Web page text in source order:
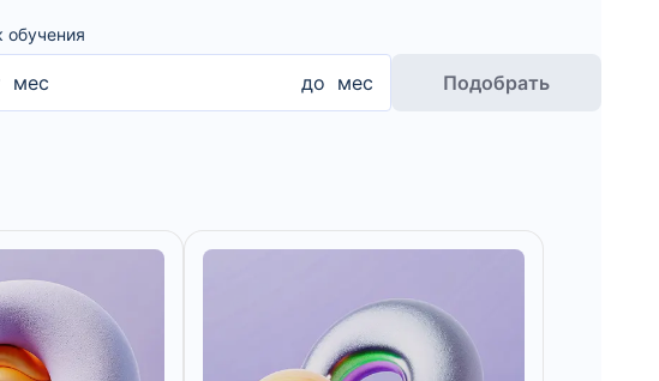
обучения
мес до мес Подобрать